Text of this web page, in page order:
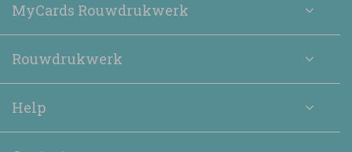
MyCards Rouwdrukwerk
Rouwdrukwerk
Help